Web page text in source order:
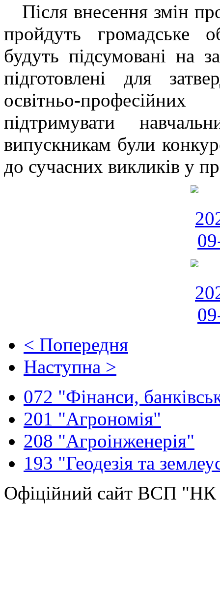
Після внесення змін
пройдуть громадське
будуть підсумовані на
підготовлені для
освітньо-
підтримувати
випускникам були
до сучасних викликів у
< Попередня
Наступна >
072 "Фінанси,
201 "Агрономія"
208 "Агроінженерія"
193 "Геодезія та
Офіційний сайт ВСП